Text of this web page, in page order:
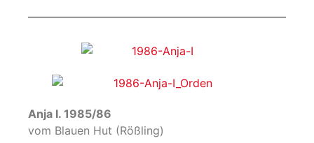
Anja I. 1985/86
vom Blauen Hut (Rößling)